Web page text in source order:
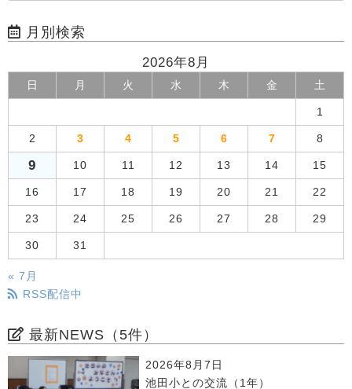
月別検索
2026年8月
日 月 火 水 木 金 土
1
2 3 4 5 6 7 8
9 10 11 12 13 14 15
16 17 18 19 20 21 22
23 24 25 26 27 28 29
30 31
« 7月
RSS配信中
最新NEWS（5件）
2026年8月7日
池田小との交流（1年）